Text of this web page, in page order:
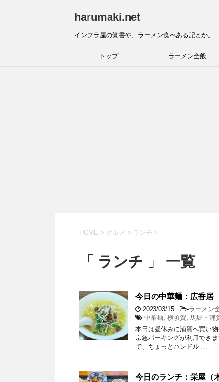
harumaki.net
インフラ屋の覚書や、ラーメン食べある記とか。
トップ ラーメン全般
HOME > グルメ > ランチ >
「 ランチ 」 一覧
今日の中華麺：広香居
2023/03/15 -ラーメン
中華麺, 横須賀, 馬堀・浦
本日は昼休みに浦賀へ買い
京急パーキングが利用でき
で、ちょっとハンドル …
今日のランチ：栄屋（